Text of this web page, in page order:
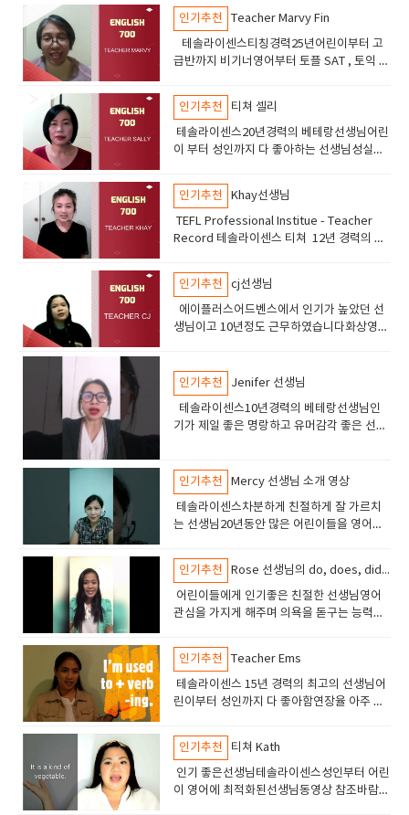
음
인기추천
Teacher Marvy Fin
테솔라이센스티칭경력25년어린이부터 고
급반까지 비기너영어부터 토플 SAT , 토익 오
도가 아주높음
인기추천
티쳐 셀리
테솔라이센스20년경력의 베테랑선생님어린
이 부터 성인까지 다 좋아하는 선생님성실의
분하게 공부할 어린이 성인들에게 추천
인기추천
Khay선생님
TEFL Professional Institue - Teacher
Record 테솔라이센스 티쳐 12년 경력의 선
인기추천
cj선생님
에이플러스어드벤스에서 인기가 높았던 선
생님이고 10년정도 근무하였습니다화상영어
입니다토플스피킹 라이팅아이엘츠 스피킹
sat 수업오픽수업 실력이 아주 좋은 선생님
인기추천
Jenifer 선생님
테솔라이센스10년경력의 베테랑선생님인
기가 제일 좋은 명랑하고 유머감각 좋은 선생
인기추천
Mercy 선생님 소개 영상
테솔라이센스차분하게 친절하게 잘 가르치
는 선생님20년동안 많은 어린이들을 영어능
를 넣어주는 선생님최고 실력 최고 인성의 선
생님
인기추천
Rose 선생님의 do, does, did 차이점 강좌
어린이들에게 인기좋은 친절한 선생님영어
관심을 가지게 해주며 의욕을 돋구는 능력이
생님입니다.
인기추천
Teacher Ems
테솔라이센스 15년 경력의 최고의 선생님어
린이부터 성인까지 다 좋아함연장율 아주 높
면 아 역시 잉글리쉬700 선생이라고 판단할
것임.
인기추천
티쳐 Kath
인기 좋은선생님테솔라이센스성인부터 어린
이 영어에 최적화된선생님동영상 참조바람만